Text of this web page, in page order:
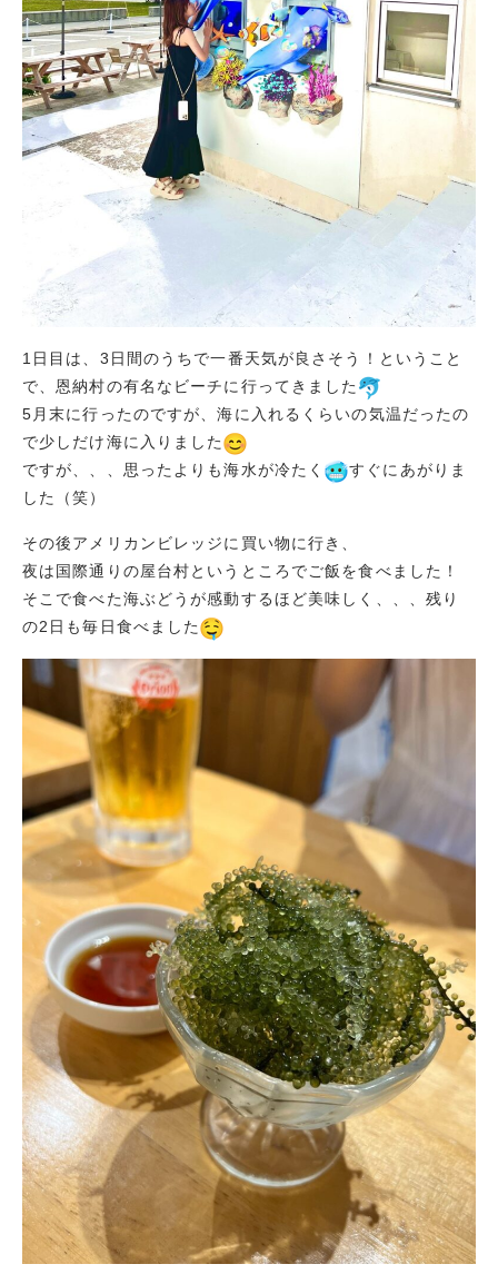
1日目は、3日間のうちで一番天気が良さそう！ということ
で、恩納村の有名なビーチに行ってきました
5月末に行ったのですが、海に入れるくらいの気温だったの
で少しだけ海に入りました
ですが、、、思ったよりも海水が冷たく
すぐにあがりま
した（笑）
その後アメリカンビレッジに買い物に行き、
夜は国際通りの屋台村というところでご飯を食べました！
そこで食べた海ぶどうが感動するほど美味しく、、、残り
の2日も毎日食べました